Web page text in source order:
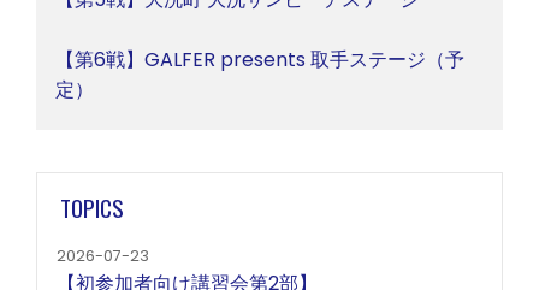
【第6戦】GALFER presents 取手ステージ（予
定）
TOPICS
2026-07-23
【初参加者向け講習会第2部】